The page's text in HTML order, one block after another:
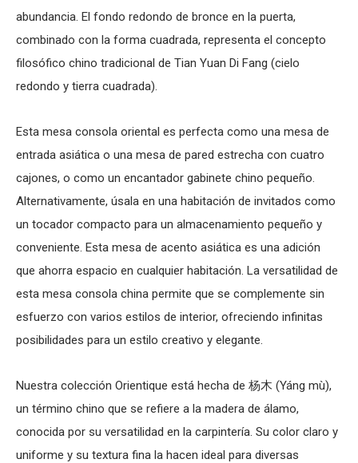
abundancia. El fondo redondo de bronce en la puerta,
combinado con la forma cuadrada, representa el concepto
filosófico chino tradicional de Tian Yuan Di Fang (cielo
redondo y tierra cuadrada).
Esta mesa consola oriental es perfecta como una mesa de
entrada asiática o una mesa de pared estrecha con cuatro
cajones, o como un encantador gabinete chino pequeño.
Alternativamente, úsala en una habitación de invitados como
un tocador compacto para un almacenamiento pequeño y
conveniente. Esta mesa de acento asiática es una adición
que ahorra espacio en cualquier habitación. La versatilidad de
esta mesa consola china permite que se complemente sin
esfuerzo con varios estilos de interior, ofreciendo infinitas
posibilidades para un estilo creativo y elegante.
Nuestra colección Orientique está hecha de 杨木 (Yáng mù),
un término chino que se refiere a la madera de álamo,
conocida por su versatilidad en la carpintería. Su color claro y
uniforme y su textura fina la hacen ideal para diversas